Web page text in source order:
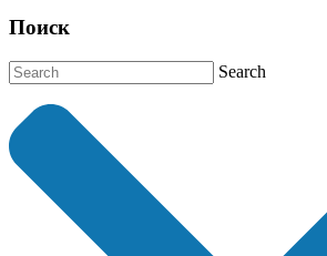
Поиск
Search